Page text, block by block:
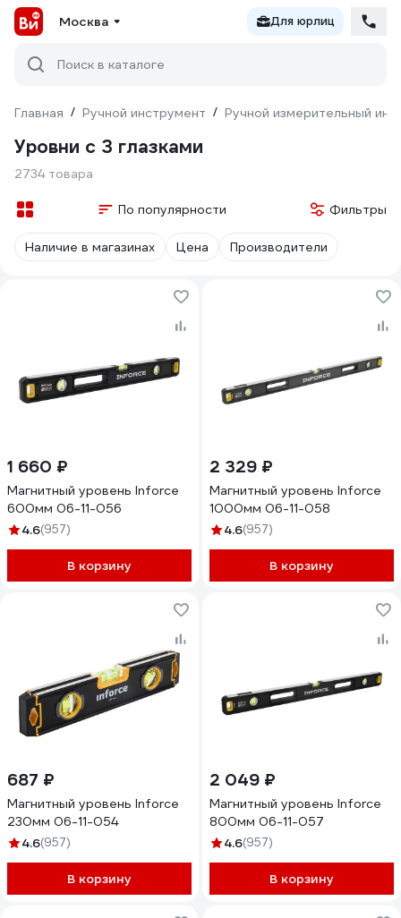
Москва Для юрлиц
Поиск в каталоге
Главная / Ручной инструмент / Ручной измерительный
Уровни с 3 глазками
2734 товара
По популярности Фильтры
Наличие в магазинах Цена Производители
1 660 ₽
Магнитный уровень Inforce
600мм 06-11-056
4.6(957)
В корзину
2 329 ₽
Магнитный уровень Inforce
1000мм 06-11-058
4.6(957)
В корзину
687 ₽
Магнитный уровень Inforce
230мм 06-11-054
4.6(957)
В корзину
2 049 ₽
Магнитный уровень Inforce
800мм 06-11-057
4.6(957)
В корзину